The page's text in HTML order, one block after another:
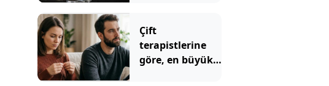
Çift
terapistlerine
göre, en büyük